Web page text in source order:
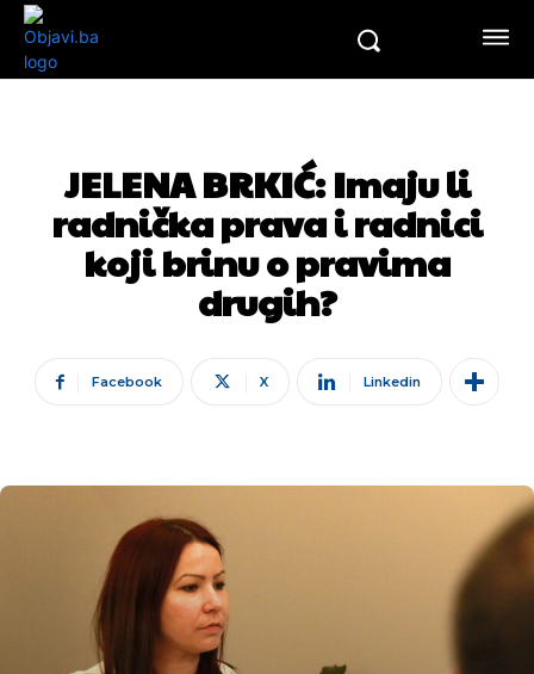
JELENA BRKIĆ: Imaju li
radnička prava i radnici
koji brinu o pravima
drugih?
Facebook X Linkedin